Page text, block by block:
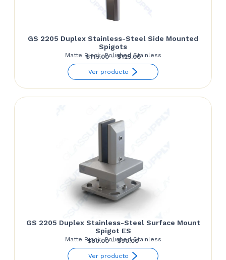
GS 2205 Duplex Stainless-Steel Side Mounted
Spigots
Matte Black, Polished Stainless
$115.00 – $125.00Price
range:
through
Ver producto
GS 2205 Duplex Stainless-Steel Surface Mount
Spigot ES
Matte Black, Polished Stainless
$80.00 – $90.00Price
range:
Ver producto